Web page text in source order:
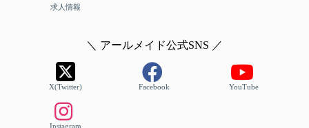
求人情報
＼ アールメイド公式SNS ／
X(Twitter) Facebook YouTube
Instagram